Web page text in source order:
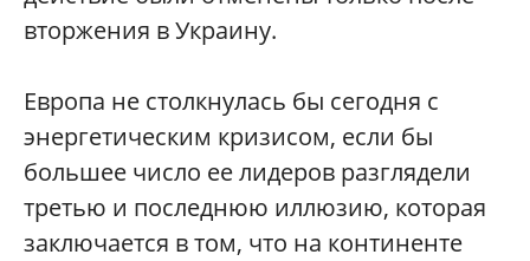
вторжения в Украину.
Европа не столкнулась бы сегодня с
энергетическим кризисом, если бы
большее число ее лидеров разглядели
третью и последнюю иллюзию, которая
заключается в том, что на континенте